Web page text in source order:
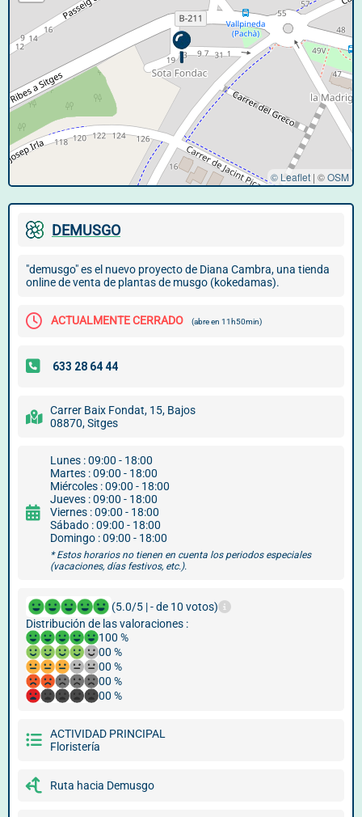
© Leaflet | ©OSM
DEMUSGO
"demusgo" es el nuevo proyecto de Diana Cambra, una tienda
online de venta de plantas de musgo (kokedamas).
ACTUALMENTE CERRADO (abre en 11h50min)
Carrer Baix Fondat, 15, Bajos
08870, Sitges
Lunes : 09:00 - 18:00
Martes : 09:00 - 18:00
Miércoles : 09:00 - 18:00
Jueves : 09:00 - 18:00
Viernes : 09:00 - 18:00
Sábado : 09:00 - 18:00
Domingo : 09:00 - 18:00
* Estos horarios no tienen en cuenta los periodos especiales
(vacaciones, días festivos, etc.).
(5.0/5 | - de 10 votos)
Distribución de las valoraciones :
100 %
00 %
00 %
00 %
00 %
ACTIVIDAD PRINCIPAL
Floristería
Ruta hacia Demusgo